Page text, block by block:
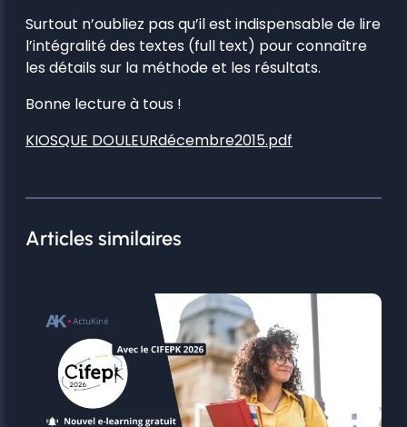
Surtout n’oubliez pas qu’il est indispensable de lire
l’intégralité des textes (full text) pour connaître
les détails sur la méthode et les résultats.
Bonne lecture à tous !
KIOSQUE DOULEURdécembre2015.pdf
Articles similaires